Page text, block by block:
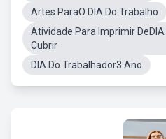
Artes ParaO DIA Do Trabalho
Atividade Para Imprimir
Cubrir
DIA Do Trabalhador3 Ano